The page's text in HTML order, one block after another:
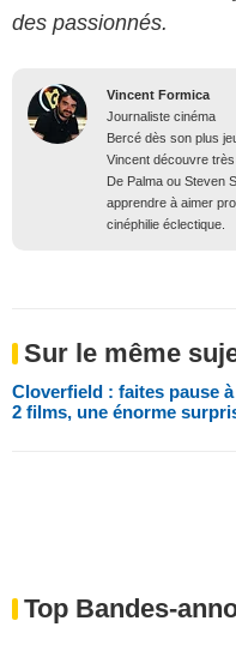
des passionnés.
Vincent Formica
Journaliste cinéma
Bercé dès son plus
Vincent découvre
De Palma ou Steven
apprendre à aimer
cinéphilie éclectique.
Sur le même
Cloverfield : faites pause
2 films, une énorme
Top Bandes-